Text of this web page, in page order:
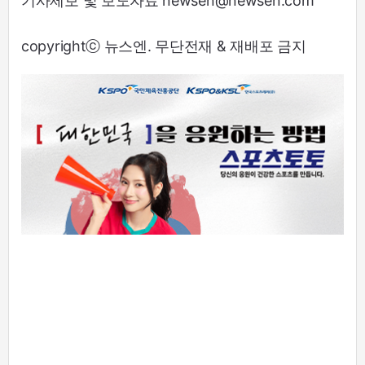
copyrightⓒ 뉴스엔. 무단전재 & 재배포 금지